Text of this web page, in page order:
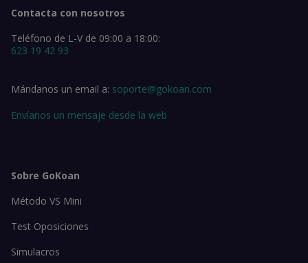
Contacta con nosotros
Teléfono de L-V de 09:00 a 18:00:
623 19 42 93
Mándanos un email a: soporte@gokoan.com
Envíanos un mensaje desde la web
Sobre GoKoan
Método VS Mini
Test Oposiciones
Simulacros